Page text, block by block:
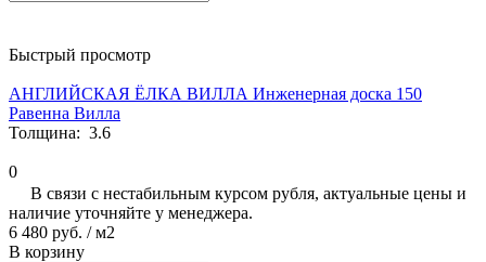
Быстрый просмотр
АНГЛИЙСКАЯ ЁЛКА ВИЛЛА Инженерная доска 150
Равенна Вилла
Толщина: 3.6
0
В связи с нестабильным курсом рубля, актуальные цены и
наличие уточняйте у менеджера.
6 480 руб. / м2
В корзину